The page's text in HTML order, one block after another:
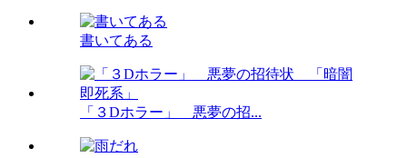
書いてある
「３Dホラー」 悪夢の招...